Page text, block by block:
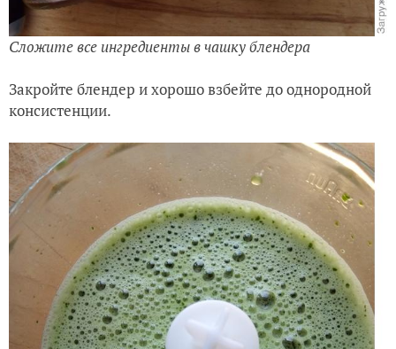
Сложите все ингредиенты в чашку блендера
Закройте блендер и хорошо взбейте до однородной
консистенции.